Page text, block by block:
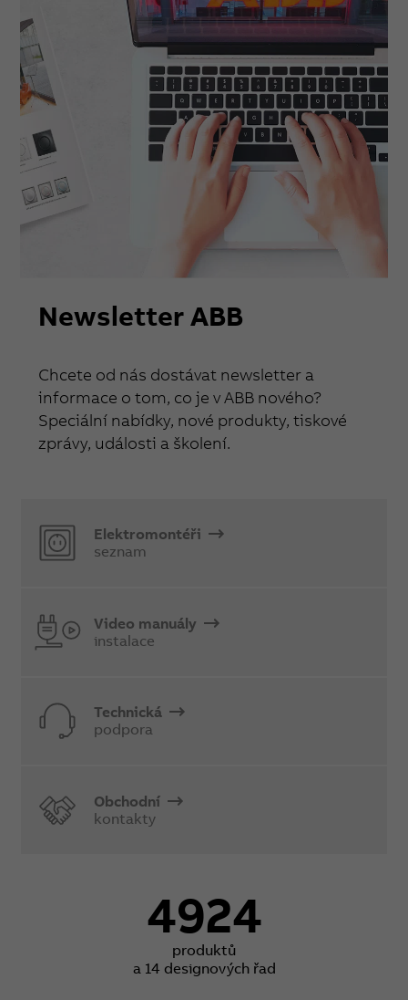
Newsletter ABB
Chcete od nás dostávat newsletter a
informace o tom, co je v ABB nového?
Speciální nabídky, nové produkty, tiskové
zprávy, události a školení.
Elektromontéři
seznam
Video manuály
instalace
Technická
podpora
Obchodní
kontakty
4924
produktů
a 14 designových řad